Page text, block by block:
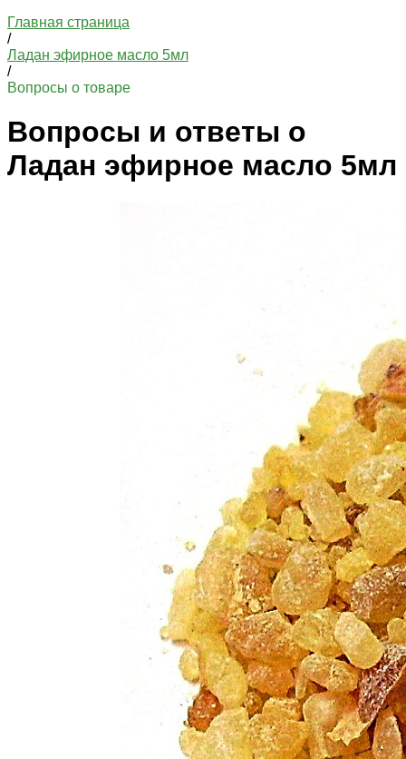
Главная страница
/
Ладан эфирное масло 5мл
/
Вопросы о товаре
Вопросы и ответы о
Ладан эфирное масло 5мл